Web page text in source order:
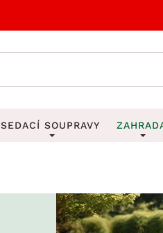
Věšáky na
Stojany na
SEDACÍ SOUPRAVY
Rohové sedací soupravy
Sedací soupravy 3-2-1